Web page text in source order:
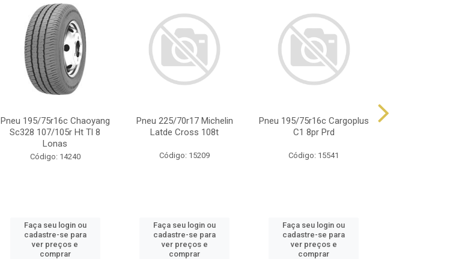
Pneu 195/75r16c Chaoyang
Sc328 107/105r Ht Tl 8
Lonas
Código: 14240
Faça seu login ou
cadastre-se para
ver preços e
comprar
Pneu 225/70r17 Michelin
Latde Cross 108t
Código: 15209
Faça seu login ou
cadastre-se para
ver preços e
comprar
Pneu 195/75r16c Cargoplus
C1 8pr Prd
Código: 15541
Faça seu login ou
cadastre-se para
ver preços e
comprar